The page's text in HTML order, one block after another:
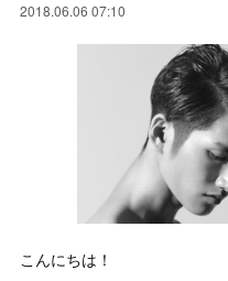
2018.06.06 07:10
こんにちは！